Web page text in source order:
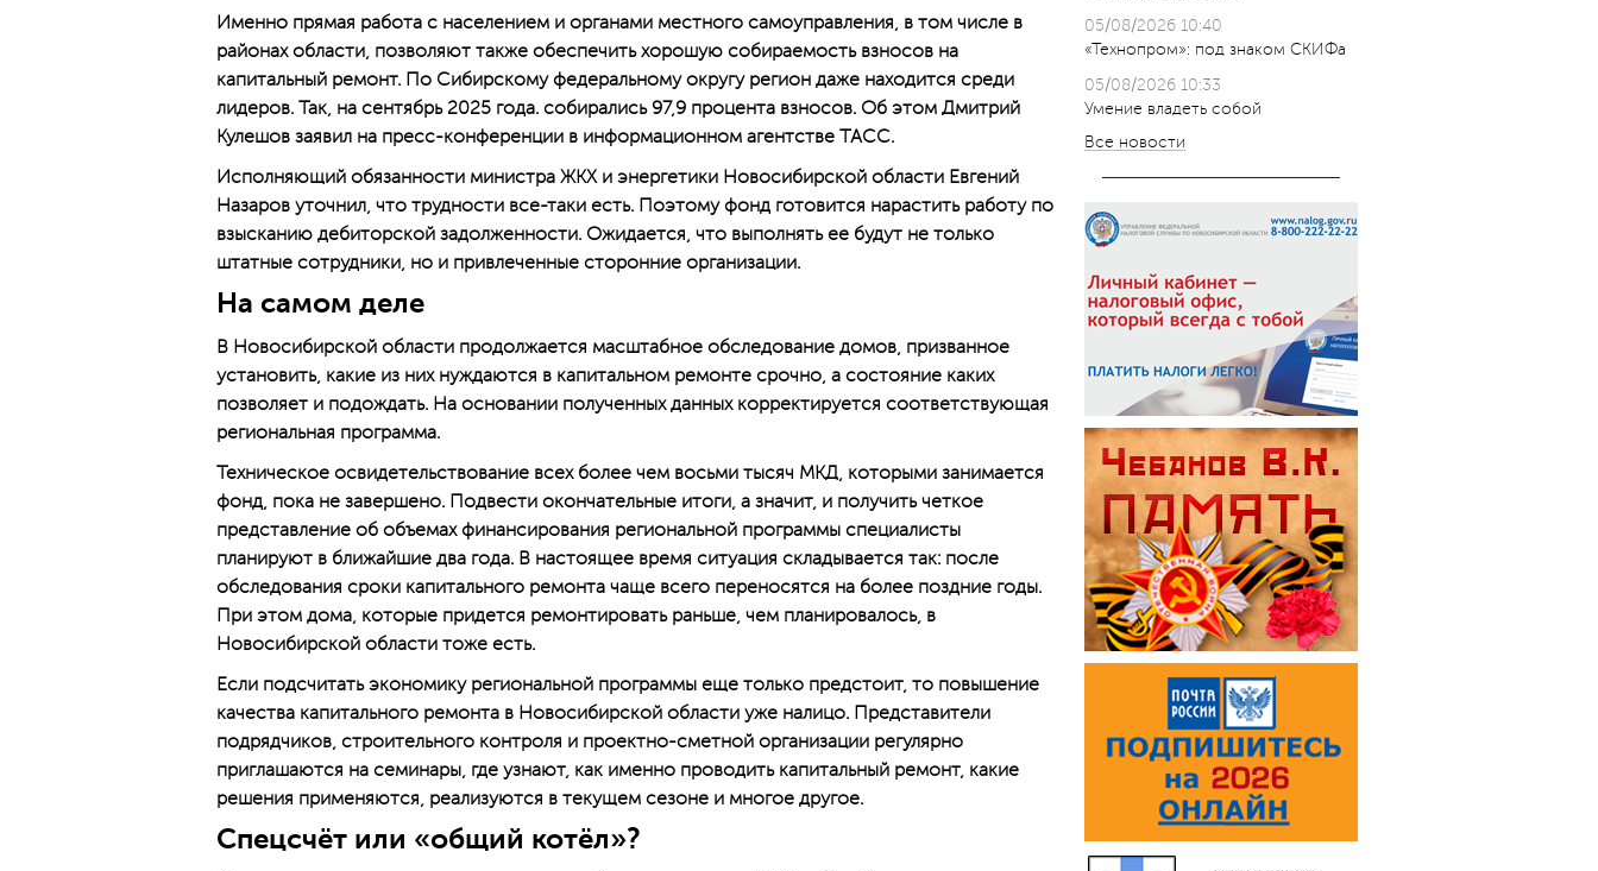
Именно прямая работа с населением и органами местного самоуправления, в том числе в
районах области, позволяют также обеспечить хорошую собираемость взносов на
капитальный ремонт. По Сибирскому федеральному округу регион даже находится среди
лидеров. Так, на сентябрь 2025 года. собирались 97,9 процента взносов. Об этом Дмитрий
Кулешов заявил на пресс-конференции в информационном агентстве ТАСС.
Исполняющий обязанности министра ЖКХ и энергетики Новосибирской области Евгений
Назаров уточнил, что трудности все-таки есть. Поэтому фонд готовится нарастить работу по
взысканию дебиторской задолженности. Ожидается, что выполнять ее будут не только
штатные сотрудники, но и привлеченные сторонние организации.
На самом деле
В Новосибирской области продолжается масштабное обследование домов, призванное
установить, какие из них нуждаются в капитальном ремонте срочно, а состояние каких
позволяет и подождать. На основании полученных данных корректируется соответствующая
региональная программа.
Техническое освидетельствование всех более чем восьми тысяч МКД, которыми занимается
фонд, пока не завершено. Подвести окончательные итоги, а значит, и получить четкое
представление об объемах финансирования региональной программы специалисты
планируют в ближайшие два года. В настоящее время ситуация складывается так: после
обследования сроки капитального ремонта чаще всего переносятся на более поздние годы.
При этом дома, которые придется ремонтировать раньше, чем планировалось, в
Новосибирской области тоже есть.
Если подсчитать экономику региональной программы еще только предстоит, то повышение
качества капитального ремонта в Новосибирской области уже налицо. Представители
подрядчиков, строительного контроля и проектно-сметной организации регулярно
приглашаются на семинары, где узнают, как именно проводить капитальный ремонт, какие
решения применяются, реализуются в текущем сезоне и многое другое.
Спецсчёт или «общий котёл»?
05/08/2026 10:40
«Технопром»: под знаком СКИФа
05/08/2026 10:33
Умение владеть собой
Все новости